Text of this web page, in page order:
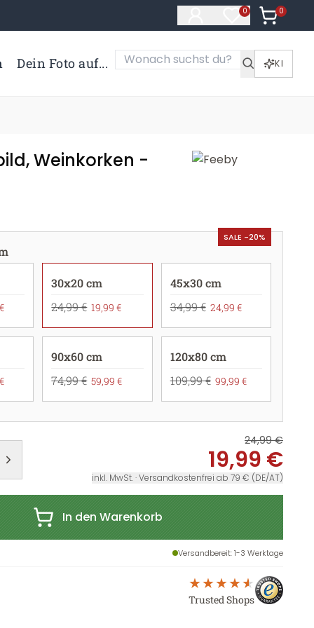
0
Artikel im
0
Artikel
Dein Foto auf... KI
Weinkorken -
SALE -20%
30x20 cm
24,99 € 19,99 €
45x30 cm
34,99 € 24,99 €
90x60 cm
74,99 € 59,99 €
120x80 cm
109,99 € 99,99 €
24,99 €
19,99 €
inkl. MwSt. · Versandkostenfrei ab 79 € (DE/AT)
In den Warenkorb
Versandbereit: 1-3 Werktage
Trusted Shops